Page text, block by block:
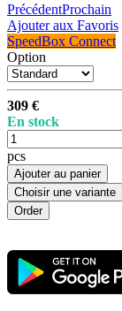
PrécédentProchain
Ajouter aux Favoris
SpeedBox Connect
Option
309 €
En stock
pcs
Ajouter au panier
Choisir une variante